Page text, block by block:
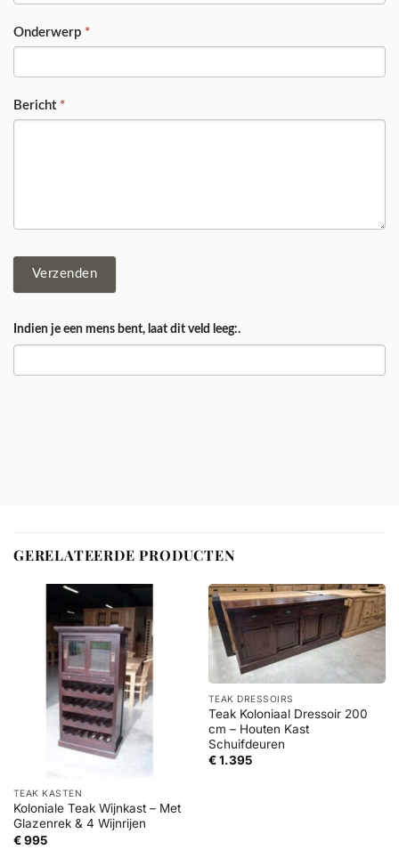
Onderwerp *
Bericht *
Verzenden
Indien je een mens bent, laat dit veld leeg:.
GERELATEERDE PRODUCTEN
TEAK KASTEN
Koloniale Teak Wijnkast – Met
Glazenrek & 4 Wijnrijen
€995
TEAK DRESSOIRS
Teak Koloniaal Dressoir 200
cm – Houten Kast
Schuifdeuren
€1.395